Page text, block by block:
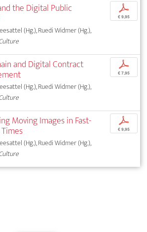
the Digital Public
(Hg.), Ruedi Widmer (Hg.),
p
€ 9,95
and Digital Contract
(Hg.), Ruedi Widmer (Hg.),
p
€ 7,95
Moving Images in Fast-
(Hg.), Ruedi Widmer (Hg.),
p
€ 9,95